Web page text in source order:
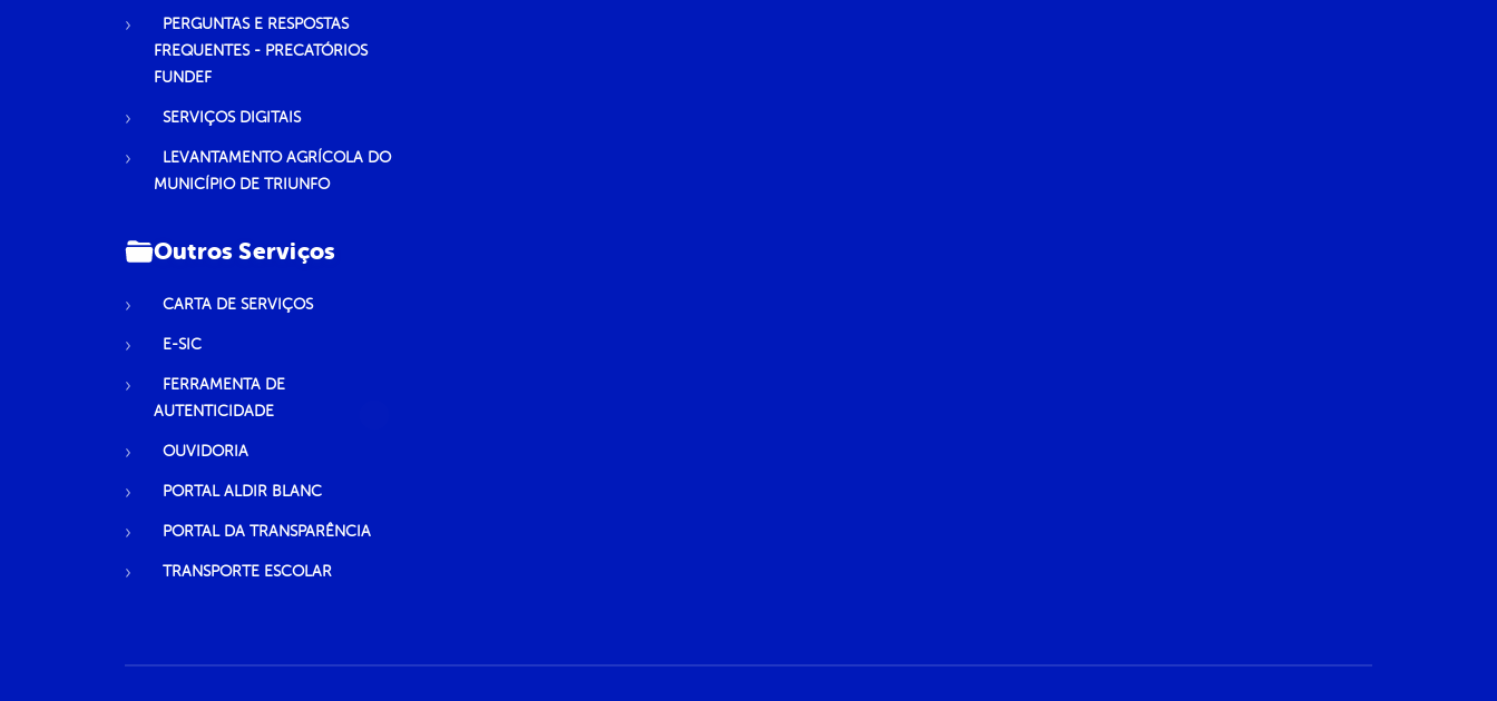
PERGUNTAS E RESPOSTAS
FREQUENTES - PRECATÓRIOS
FUNDEF
SERVIÇOS DIGITAIS
LEVANTAMENTO AGRÍCOLA DO
MUNICÍPIO DE TRIUNFO
Outros Serviços
CARTA DE SERVIÇOS
E-SIC
FERRAMENTA DE
AUTENTICIDADE
OUVIDORIA
PORTAL ALDIR BLANC
PORTAL DA TRANSPARÊNCIA
TRANSPORTE ESCOLAR